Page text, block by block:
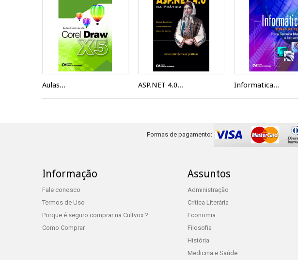
Aulas... ASP.NET 4.0... Informatica...
Formas de pagamento:
Informação
Fale conosco
Termos de Uso
Porque é seguro comprar na Cultvox ?
Como Comprar
Assuntos
Administração
Crítica Literária
Economia
Filosofia
História
Medicina e Saúde